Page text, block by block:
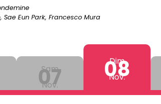
Sae Eun Park, Francesco Mura
Sam
07
Nov.
Dim
08
Nov.